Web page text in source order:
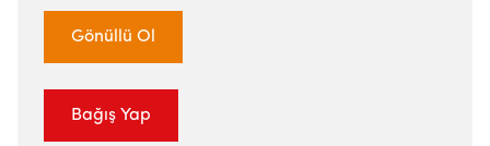
Gönüllü Ol
Bağış Yap